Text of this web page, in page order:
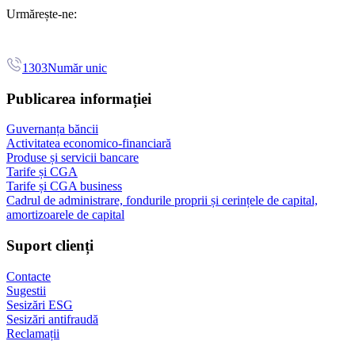
Urmărește-ne:
1303Număr unic
Publicarea informației
Guvernanța băncii
Activitatea economico-financiară
Produse și servicii bancare
Tarife și CGA
Tarife și CGA business
Cadrul de administrare, fondurile proprii și cerințele de capital,
amortizoarele de capital
Suport clienți
Contacte
Sugestii
Sesizări ESG
Sesizări antifraudă
Reclamații